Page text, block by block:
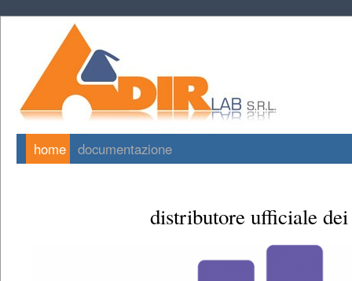
home documentazione
distributore ufficiale